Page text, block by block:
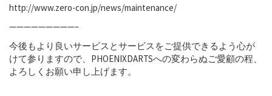
http://www.zero-con.jp/news/maintenance/
—————————–
今後もより良いサービスとサービスをご提供できるよう心が
けて参りますので、PHOENIXDARTSへの変わらぬご愛顧の程、
よろしくお願い申し上げます。